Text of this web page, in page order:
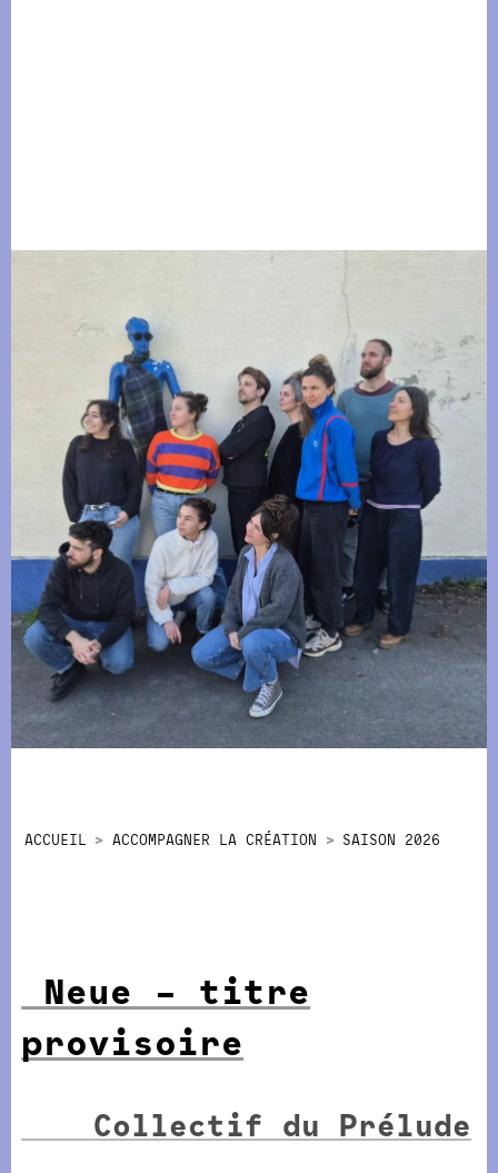
ACCUEIL ACCOMPAGNER LA CRÉATION SAISON 2026
Neue – titre
provisoire
Collectif du Prélude